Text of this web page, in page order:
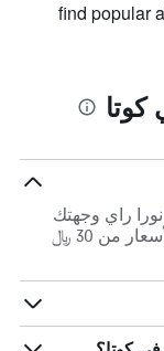
find popular
راي وجهتك
المثالية للفخامة بأسعار معقولة، حيث تبدأ الأسعار من 30 ﷼